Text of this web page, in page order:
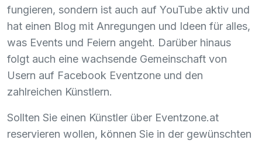
fungieren, sondern ist auch auf YouTube aktiv und
hat einen Blog mit Anregungen und Ideen für alles,
was Events und Feiern angeht. Darüber hinaus
folgt auch eine wachsende Gemeinschaft von
Usern auf Facebook Eventzone und den
zahlreichen Künstlern.
Sollten Sie einen Künstler über Eventzone.at
reservieren wollen, können Sie in der gewünschten